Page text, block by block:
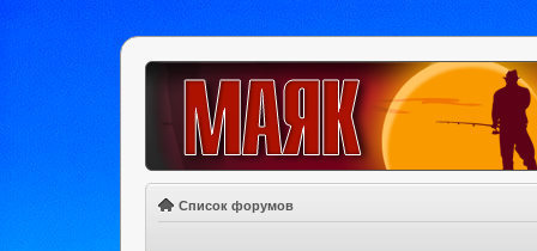
Список форумов